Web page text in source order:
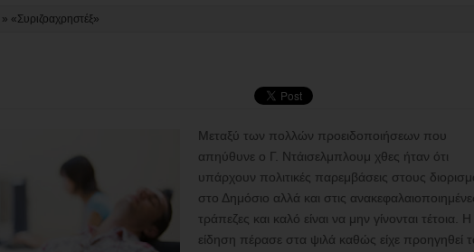
» «Συριζοαχρηστέξ»
Μεταξύ των πολλών προειδοποιήσεων που
απηύθυνε ο Γ. Ντάισελμπλουμ χθες ήταν ότι
υπάρχουν πολιτικές παρεμβάσεις στους
στο Δημόσιο αλλά και στις
τράπεζες και καλό είναι να μην γίνονται τέτοια. Η
είδηση πέρασε στα ψιλά καθώς είχε προηγηθεί